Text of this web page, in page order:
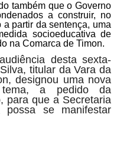
também que o Governo
a construir, no
partir da sentença, uma
socioeducativa de
na Comarca de Timon.
desta sexta-
titular da Vara da
designou uma nova
a pedido da
para que a Secretaria
possa se manifestar